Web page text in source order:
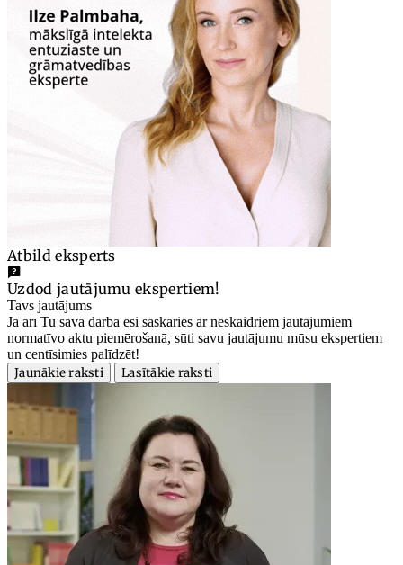
Atbild eksperts
Uzdod jautājumu ekspertiem!
Tavs jautājums
Ja arī Tu savā darbā esi saskāries ar neskaidriem jautājumiem
normatīvo aktu piemērošanā, sūti savu jautājumu mūsu ekspertiem
un centīsimies palīdzēt!
Jaunākie raksti
Lasītākie raksti